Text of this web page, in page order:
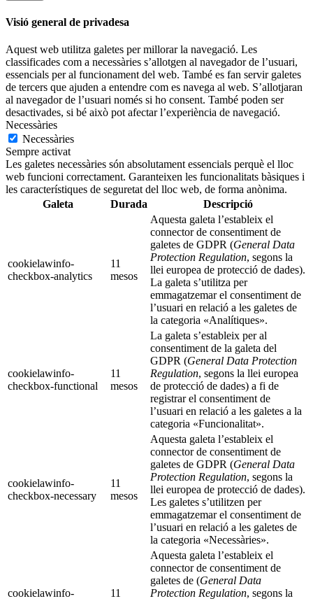
Visió general de privadesa
Aquest web utilitza galetes per millorar la navegació. Les
classificades com a necessàries s’allotgen al navegador de l’usuari,
essencials per al funcionament del web. També es fan servir galetes
de tercers que ajuden a entendre com es navega al web. S’allotjaran
al navegador de l’usuari només si ho consent. També poden ser
desactivades, si bé això pot afectar l’experiència de navegació.
Necessàries
Necessàries
Sempre activat
Les galetes necessàries són absolutament essencials perquè el lloc
web funcioni correctament. Garanteixen les funcionalitats bàsiques i
les característiques de seguretat del lloc web, de forma anònima.
Galeta
Durada Descripció
cookielawinfo-
checkbox-analytics
11
mesos
Aquesta galeta l’estableix el
connector de consentiment de
galetes de GDPR (General Data
Protection Regulation, segons la
llei europea de protecció de dades).
La galeta s’utilitza per
emmagatzemar el consentiment de
l’usuari en relació a les galetes de
la categoria «Analítiques».
cookielawinfo-
checkbox-functional
11
mesos
La galeta s’estableix per al
consentiment de la galeta del
GDPR (General Data Protection
Regulation, segons la llei europea
de protecció de dades) a fi de
registrar el consentiment de
l’usuari en relació a les galetes a la
categoria «Funcionalitat».
cookielawinfo-
checkbox-necessary
11
mesos
Aquesta galeta l’estableix el
connector de consentiment de
galetes de GDPR (General Data
Protection Regulation, segons la
llei europea de protecció de dades).
Les galetes s’utilitzen per
emmagatzemar el consentiment de
l’usuari en relació a les galetes de
la categoria «Necessàries».
cookielawinfo-
11
Aquesta galeta l’estableix el
connector de consentiment de
galetes de (General Data
Protection Regulation, segons la